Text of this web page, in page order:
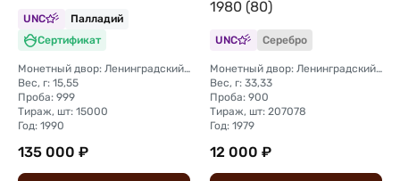
UNC
Палладий
Сертификат
Монетный двор: Ленинградский (ЛМД)
Вес, г: 15,55
Проба: 999
Тираж, шт: 15000
Год: 1990
135 000 ₽
1980 (80)
UNC Серебро
Монетный двор: Ленинградский (ЛМД)
Вес, г: 33,33
Проба: 900
Тираж, шт: 207078
Год: 1979
12 000 ₽